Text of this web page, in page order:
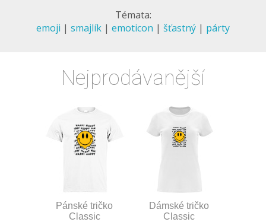
Témata:
emoji | smajlík | emoticon | šťastný | párty
Nejprodávanější
Pánské tričko
Classic
Dámské tričko
Classic